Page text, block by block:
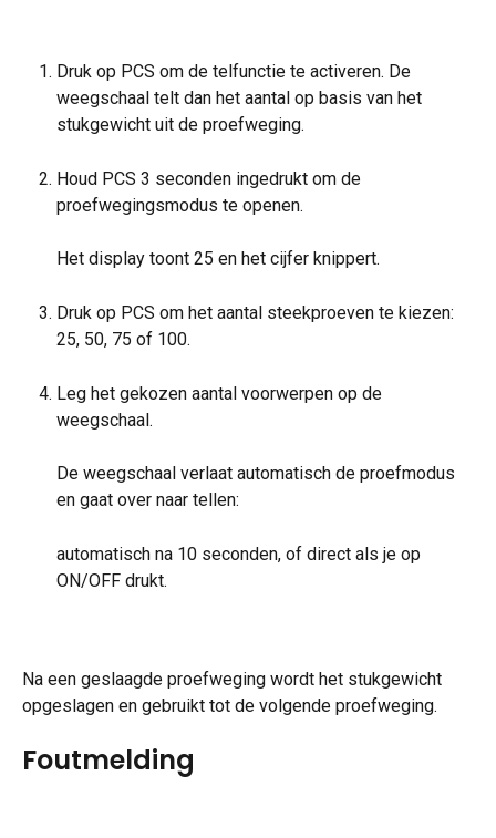
Druk op PCS om de telfunctie te activeren. De
weegschaal telt dan het aantal op basis van het
stukgewicht uit de proefweging.
Houd PCS 3 seconden ingedrukt om de
proefwegingsmodus te openen.
Het display toont 25 en het cijfer knippert.
Druk op PCS om het aantal steekproeven te kiezen:
25, 50, 75 of 100.
Leg het gekozen aantal voorwerpen op de
weegschaal.
De weegschaal verlaat automatisch de proefmodus
en gaat over naar tellen:
automatisch na 10 seconden, of direct als je op
ON/OFF drukt.
Na een geslaagde proefweging wordt het stukgewicht
opgeslagen en gebruikt tot de volgende proefweging.
Foutmelding